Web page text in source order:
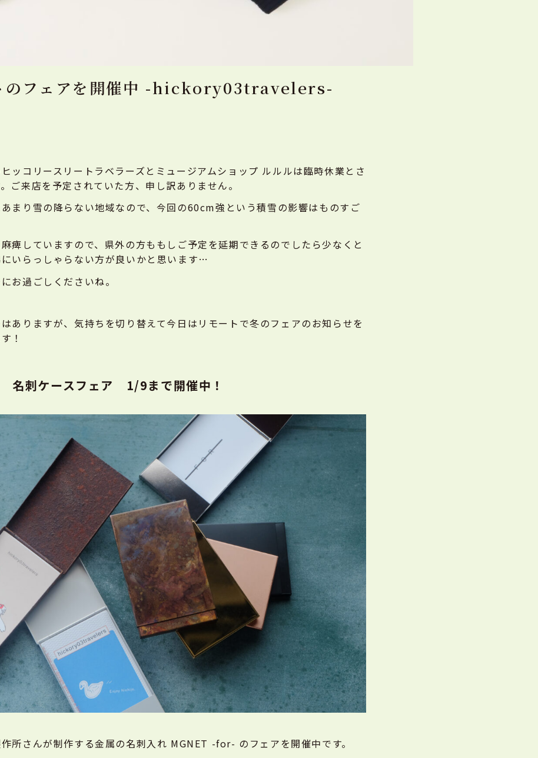
のフェアを開催中 -hickory03travelers-
ッコリースリートラベラーズとミュージアムショップ ルルルは臨時休業とさ
ご来店を予定されていた方、申し訳ありません。
まり雪の降らない地域なので、今回の60cm強という積雪の影響はものすご
痺していますので、県外の方ももしご予定を延期できるのでしたら少なくと
いらっしゃらない方が良いかと思います…
お過ごしくださいね。
ありますが、気持ちを切り替えて今日はリモートで冬のフェアのお知らせを
！
刺ケースフェア 1/9まで開催中！
所さんが制作する金属の名刺入れ MGNET -for- のフェアを開催中です。